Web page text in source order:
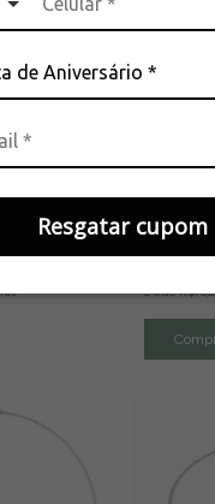
Resgatar cupom
com Mini
45cm
Corrente
cm
2xde